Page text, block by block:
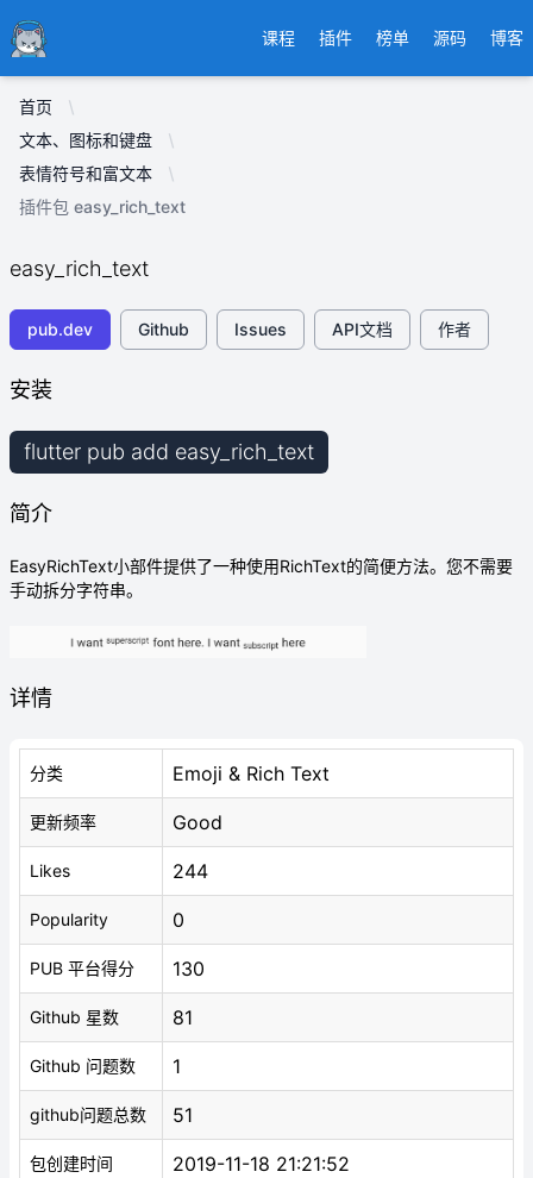
Ducafecat 课程 插件 榜单 源码 博客
首页
文本、图标和键盘
表情符号和富文本
插件包 easy_rich_text
easy_rich_text
pub.dev Github Issues API文档 作者
安装
flutter pub add easy_rich_text
简介
EasyRichText小部件提供了一种使用RichText的简便方法。您不需要
手动拆分字符串。
详情
分类 Emoji & Rich Text
更新频率 Good
Likes 244
Popularity 0
PUB 平台得分 130
Github 星数 81
Github 问题数 1
github问题总数 51
包创建时间 2019-11-18 21:21:52